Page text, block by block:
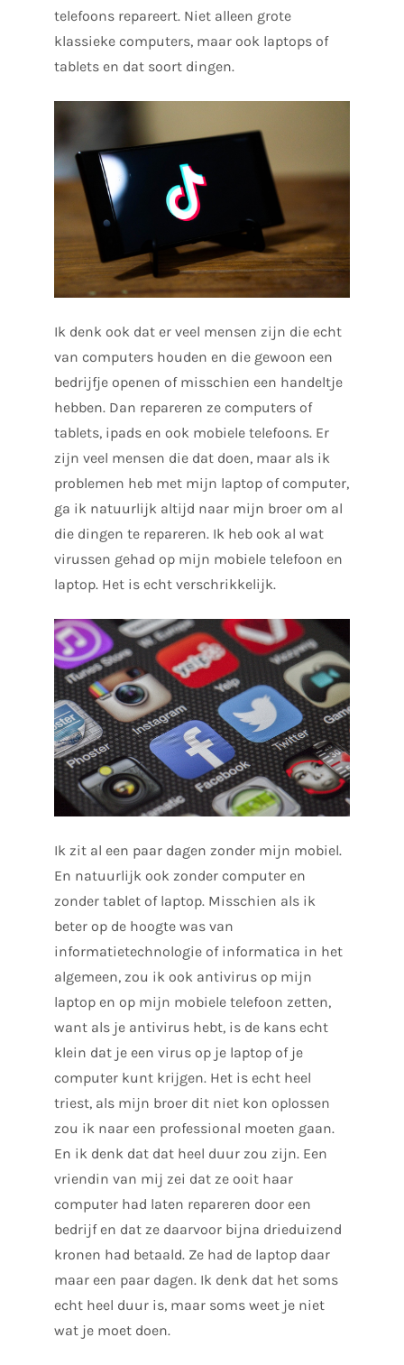
telefoons repareert. Niet alleen grote
klassieke computers, maar ook laptops of
tablets en dat soort dingen.
Ik denk ook dat er veel mensen zijn die echt
van computers houden en die gewoon een
bedrijfje openen of misschien een handeltje
hebben. Dan repareren ze computers of
tablets, ipads en ook mobiele telefoons. Er
zijn veel mensen die dat doen, maar als ik
problemen heb met mijn laptop of computer,
ga ik natuurlijk altijd naar mijn broer om al
die dingen te repareren. Ik heb ook al wat
virussen gehad op mijn mobiele telefoon en
laptop. Het is echt verschrikkelijk.
Ik zit al een paar dagen zonder mijn mobiel.
En natuurlijk ook zonder computer en
zonder tablet of laptop. Misschien als ik
beter op de hoogte was van
informatietechnologie of informatica in het
algemeen, zou ik ook antivirus op mijn
laptop en op mijn mobiele telefoon zetten,
want als je antivirus hebt, is de kans echt
klein dat je een virus op je laptop of je
computer kunt krijgen. Het is echt heel
triest, als mijn broer dit niet kon oplossen
zou ik naar een professional moeten gaan.
En ik denk dat dat heel duur zou zijn. Een
vriendin van mij zei dat ze ooit haar
computer had laten repareren door een
bedrijf en dat ze daarvoor bijna drieduizend
kronen had betaald. Ze had de laptop daar
maar een paar dagen. Ik denk dat het soms
echt heel duur is, maar soms weet je niet
wat je moet doen.